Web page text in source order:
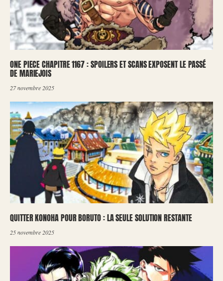
ONE PIECE CHAPITRE 1167 : SPOILERS ET SCANS EXPOSENT LE PASSÉ
DE MARIEJOIS
27 novembre 2025
QUITTER KONOHA POUR BORUTO : LA SEULE SOLUTION RESTANTE
25 novembre 2025